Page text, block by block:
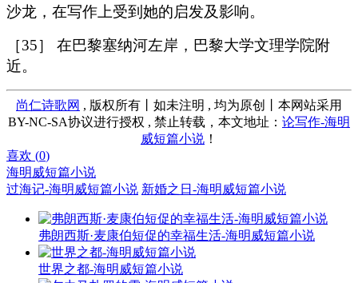
沙龙，在写作上受到她的启发及影响。
［35］ 在巴黎塞纳河左岸，巴黎大学文理学院附
近。
尚仁诗歌网 , 版权所有丨如未注明 , 均为原创丨本网站采用
BY-NC-SA协议进行授权 , 禁止转载，本文地址： 论写作-海明
威短篇小说 ！
喜欢 (0)
海明威短篇小说
过海记-海明威短篇小说 新婚之日-海明威短篇小说
弗朗西斯·麦康伯短促的幸福生活-海明威短篇小说
世界之都-海明威短篇小说